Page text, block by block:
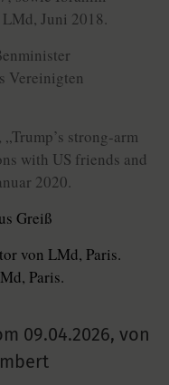
LMd, Juni 2018.
Vereinigten
strong-arm
with US friends and
2020.
Greiß
von LMd, Paris.
Paris.
09.04.2026, von